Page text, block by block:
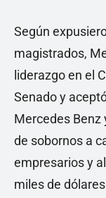
Según
magistrados,
liderazgo en el
Senado y
Mercedes Benz
de sobornos a
empresarios y
miles de